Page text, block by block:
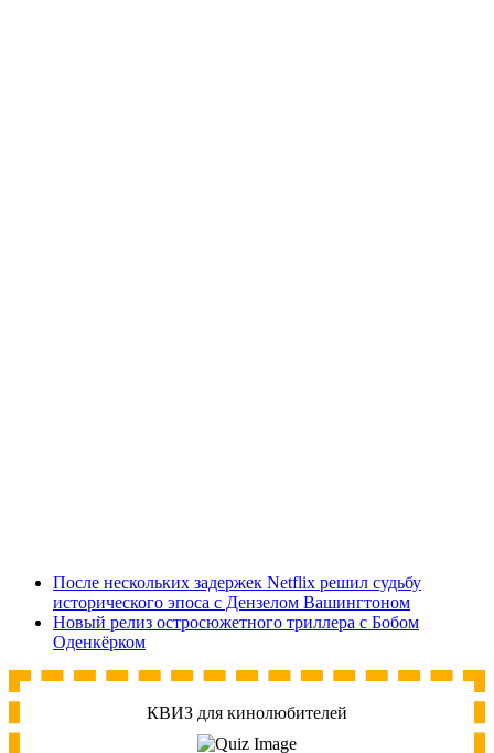
После нескольких задержек Netflix решил судьбу
исторического эпоса с Дензелом Вашингтоном
Новый релиз остросюжетного триллера с Бобом
Оденкёрком
КВИЗ для кинолюбителей